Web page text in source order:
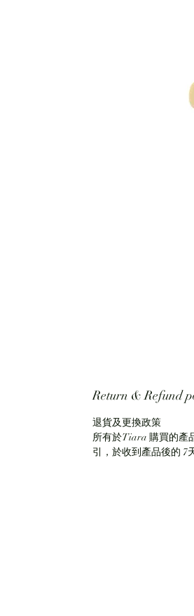
Return & Refund
退貨及更換政策
所有於Tiara 購買的產
引，於收到產品後的 7